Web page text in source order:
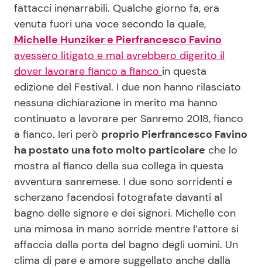
News benessere
Salute
Viaggi e Turismo
Festività
Primi Piatti
Ricette Facili e Veloci
Ricette Feste
Ricette per Bambini
Seguici
Info
Chi siamo
fattacci inenarrabili. Qualche giorno fa, era
venuta fuori una voce secondo la quale,
Michelle Hunziker e Pierfrancesco Favino
avessero litigato e mal avrebbero digerito il
dover lavorare fianco a fianco in questa
edizione del Festival. I due non hanno rilasciato
nessuna dichiarazione in merito ma hanno
continuato a lavorare per Sanremo 2018, fianco
a fianco. Ieri però proprio Pierfrancesco Favino
ha postato una foto molto particolare che lo
mostra al fianco della sua collega in questa
avventura sanremese. I due sono sorridenti e
scherzano facendosi fotografate davanti al
bagno delle signore e dei signori. Michelle con
una mimosa in mano sorride mentre l’attore si
affaccia dalla porta del bagno degli uomini. Un
clima di pare e amore suggellato anche dalla